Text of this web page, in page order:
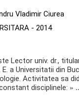
Vladimir Ciurea
- 2014
Lector univ. dr.,
E. a Universitatii din
Activitatea sa
disciplinele: »